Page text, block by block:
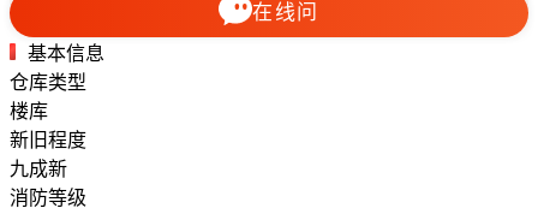
在线问
基本信息
仓库类型
楼库
新旧程度
九成新
消防等级